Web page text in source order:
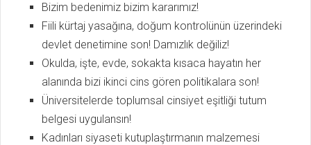
Bizim bedenimiz bizim kararımız!
Fiili kürtaj yasağına, doğum kontrolünün üzerindeki
devlet denetimine son! Damızlık değiliz!
Okulda, işte, evde, sokakta kısaca hayatın her
alanında bizi ikinci cins gören politikalara son!
Üniversitelerde toplumsal cinsiyet eşitliği tutum
belgesi uygulansın!
Kadınları siyaseti kutuplaştırmanın malzemesi